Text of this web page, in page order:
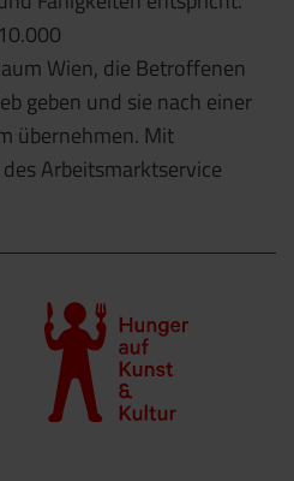
Wien, die Betroffenen
geben und sie nach einer
übernehmen. Mit
Arbeitsmarktservice